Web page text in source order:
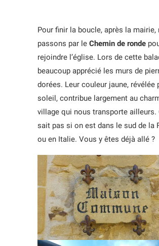
Pour finir la boucle, après la mairie,
passons par le Chemin de ronde
rejoindre l’église. Lors de cette
beaucoup apprécié les murs de
dorées. Leur couleur jaune, révélée
soleil, contribue largement au
village qui nous transporte ailleurs.
sait pas si on est dans le sud de la
ou en Italie. Vous y êtes déjà allé ?